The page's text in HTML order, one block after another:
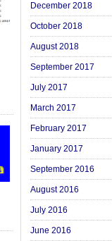
December 2018
October 2018
August 2018
September 2017
July 2017
March 2017
February 2017
January 2017
September 2016
August 2016
July 2016
June 2016